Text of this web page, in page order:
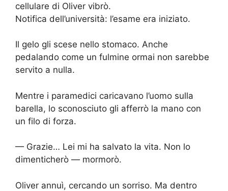
cellulare di Oliver vibrò.
Notifica dell’università: l’esame era iniziato.
Il gelo gli scese nello stomaco. Anche
pedalando come un fulmine ormai non sarebbe
servito a nulla.
Mentre i paramedici caricavano l’uomo sulla
barella, lo sconosciuto gli afferrò la mano con
un filo di forza.
— Grazie… Lei mi ha salvato la vita. Non lo
dimenticherò — mormorò.
Oliver annuì, cercando un sorriso. Ma dentro